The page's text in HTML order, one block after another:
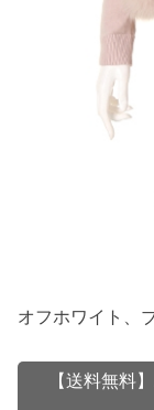
オフホワイト、
【送料無料